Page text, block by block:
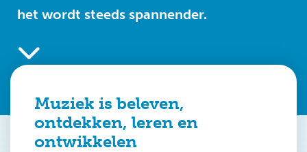
het wordt steeds spannender.
Muziek is beleven,
ontdekken, leren en
ontwikkelen